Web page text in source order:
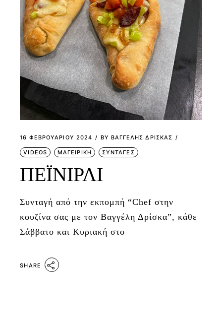
16 ΦΕΒΡΟΥΑΡΊΟΥ 2024 BY ΒΑΓΓΕΛΗΣ ΔΡΙΣΚΑΣ
VIDEOS ΜΑΓΕΙΡΙΚΗ ΣΥΝΤΑΓΕΣ
ΠΕΪΝΙΡΛΙ
Συνταγή από την εκπομπή “Chef στην
κουζίνα σας με τον Βαγγέλη Δρίσκα”, κάθε
Σάββατο και Κυριακή στο
SHARE